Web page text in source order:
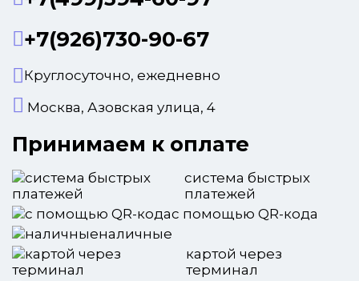
+7(926)730-90-67
Круглосуточно, ежедневно
Москва, Азовская улица, 4
Принимаем к оплате
система быстрых
платежей
с помощью QR-кода
наличные
картой через
терминал